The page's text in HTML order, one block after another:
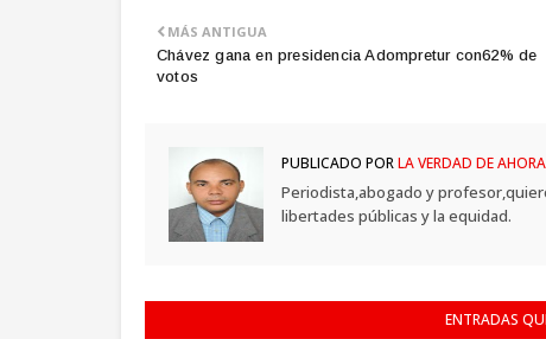
MÁS ANTIGUA
Chávez gana en presidencia Adompretur con62% de
votos
PUBLICADO PORLA VERDAD DE AHORA
Periodista,abogado y
libertades públicas y la equidad.
ENTRADAS